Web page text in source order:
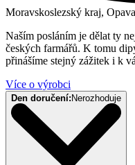
Moravskoslezský kraj, Opava
Naším posláním je dělat ty
českých farmářů. K tomu
přinášíme stejný zážitek i k
Více o výrobci
Den doručení: Nerozhoduje